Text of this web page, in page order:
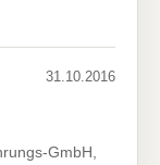
31.10.2016
GmbH,